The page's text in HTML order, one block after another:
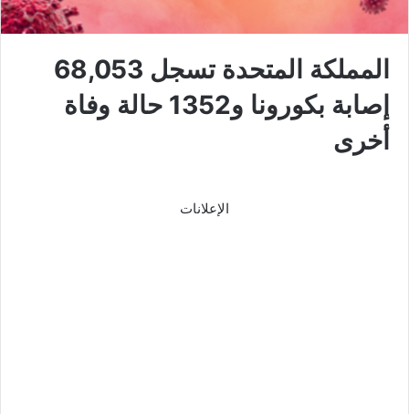
المملكة المتحدة تسجل 68,053
إصابة بكورونا و1352 حالة وفاة
أخرى
الإعلانات